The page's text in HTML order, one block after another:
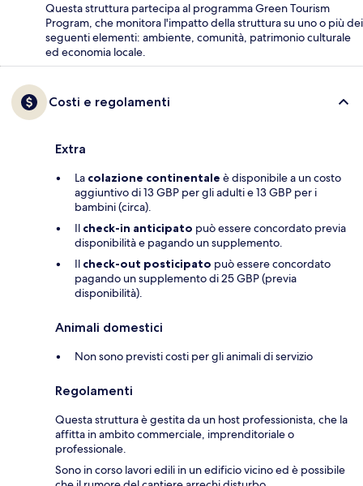
Questa struttura partecipa al programma Green Tourism
Program, che monitora l'impatto della struttura su uno o più dei
seguenti elementi: ambiente, comunità, patrimonio culturale
ed economia locale.
Costi e regolamenti
Extra
La colazione continentale è disponibile a un costo
aggiuntivo di 13 GBP per gli adulti e 13 GBP per i
bambini (circa).
Il check-in anticipato può essere concordato previa
disponibilità e pagando un supplemento.
Il check-out posticipato può essere concordato
pagando un supplemento di 25 GBP (previa
disponibilità).
Animali domestici
Non sono previsti costi per gli animali di servizio
Regolamenti
Questa struttura è gestita da un host professionista, che la
affitta in ambito commerciale, imprenditoriale o
professionale.
Sono in corso lavori edili in un edificio vicino ed è possibile